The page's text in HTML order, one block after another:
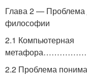
Глава 2 — Проблема
философии
2.1 Компьютерная
2.2 Проблема